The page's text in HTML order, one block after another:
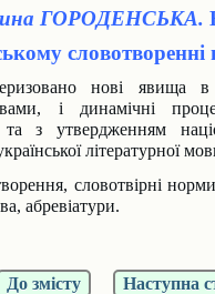
ГОРОДЕНСЬКА.
нові явища в
і динамічні
та з утвердженням
літературної
словотвірні
абревіатури.
До змісту Наступна